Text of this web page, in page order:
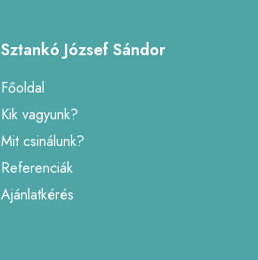
Sztankó József Sándor
Főoldal
Kik vagyunk?
Mit csinálunk?
Referenciák
Ajánlatkérés